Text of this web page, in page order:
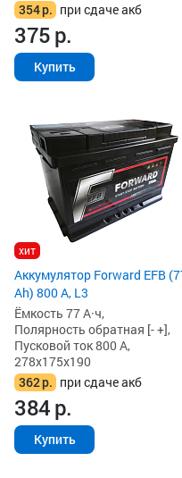
354р. при сдаче акб
375р.
Купить
хит
Аккумулятор Forward EFB
Ah) 800 А, L3
Ёмкость 77 А·ч,
Полярность обратная [- +],
Пусковой ток 800 А,
278x175x190
362р. при сдаче акб
384р.
Купить